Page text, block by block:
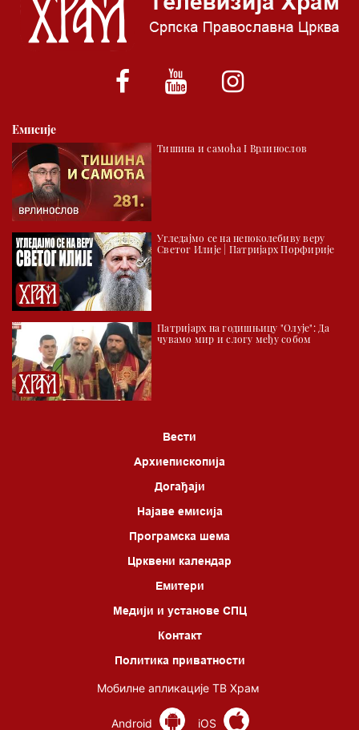
*најважније вести емитујемо на сваки пун сат
Емисије
Тишина и самоћа I Врлинослов
Угледајмо се на непоколебиву веру
Светог Илије | Патријарх Порфирије
Патријарх на годишњицу "Олује": Да
чувамо мир и слогу међу собом
Вести
Архиепископија
Догађаји
Најаве емисија
Програмска шема
Црквени календар
Емитери
Медији и установе СПЦ
Контакт
Политика приватности
Мобилне апликације ТВ Храм
Android iOS